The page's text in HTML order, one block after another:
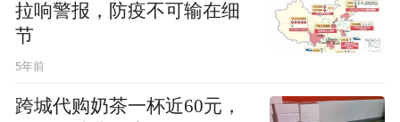
拉响警报，防疫不可输在细
节
5年前
跨城代购奶茶一杯近60元，